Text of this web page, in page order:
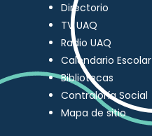
Directorio
TV UAQ
Radio UAQ
Calendario Escolar
Bibliotecas
Contraloría Social
Mapa de sitio